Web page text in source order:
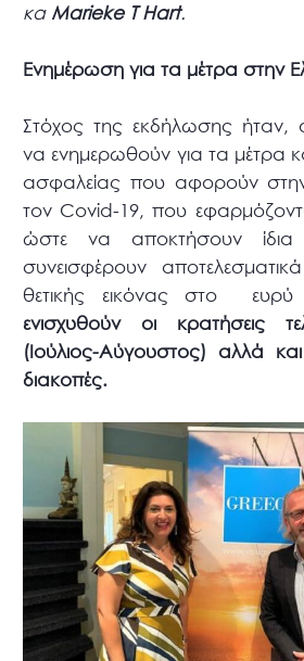
κα Marieke T Hart.
Ενημέρωση για τα μέτρα στην
Στόχος της εκδήλωσης ήταν,
να ενημερωθούν για τα μέτρα
ασφαλείας που αφορούν
τον Covid-19, που
ώστε να αποκτήσουν
συνεισφέρουν
θετικής εικόνας στο
ενισχυθούν οι κρατήσεις
(Ιούλιος-Αύγουστος) αλλά
διακοπές.